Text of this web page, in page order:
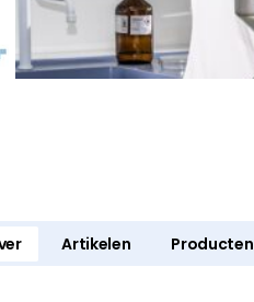
Artikelen Producten